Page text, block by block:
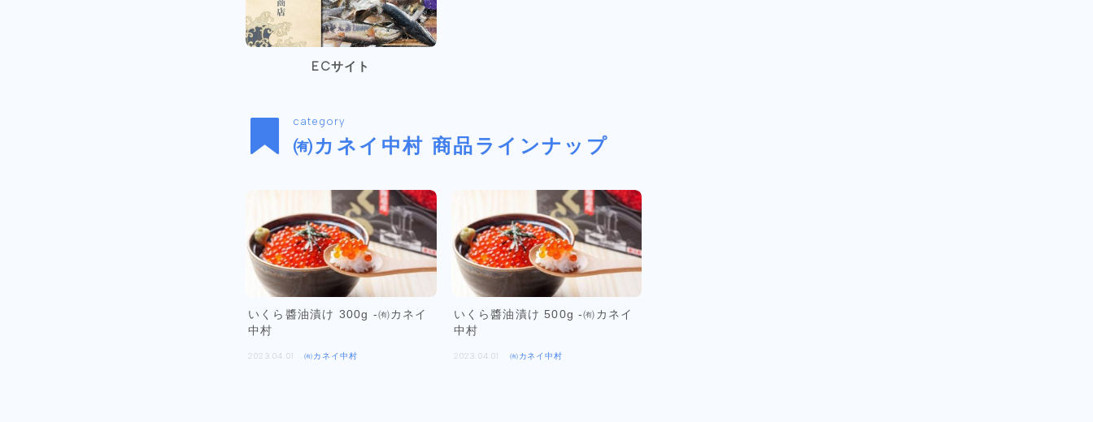
ECサイト
category
㈲カネイ中村 商品ラインナップ
いくら醬油漬け 300g -㈲カネイ
中村
2023.04.01 ㈲カネイ中村
いくら醬油漬け 500g -㈲カネイ
中村
2023.04.01 ㈲カネイ中村